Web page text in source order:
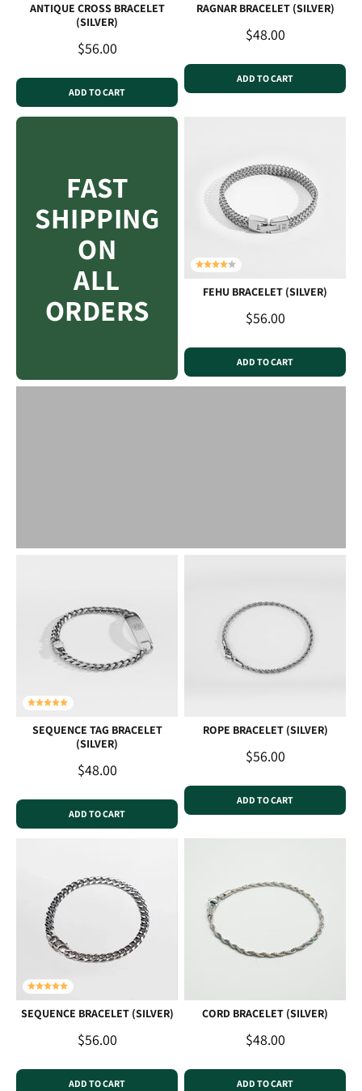
ANTIQUE CROSS BRACELET
(SILVER)
Sale price
$56.00
ADD TO CART
RAGNAR BRACELET (SILVER)
Sale price
$48.00
ADD TO CART
FAST
SHIPPING
ON
ALL
ORDERS
FEHU BRACELET (SILVER)
Sale price
$56.00
ADD TO CART
SEQUENCE TAG BRACELET
(SILVER)
Sale price
$48.00
ADD TO CART
ROPE BRACELET (SILVER)
Sale price
$56.00
ADD TO CART
SEQUENCE BRACELET (SILVER)
Sale price
$56.00
ADD TO CART
CORD BRACELET (SILVER)
Sale price
$48.00
ADD TO CART